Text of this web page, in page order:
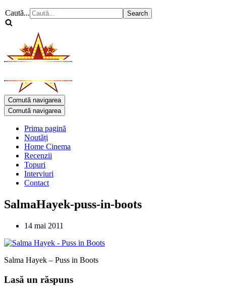
Caută...
Comută navigarea
Comută navigarea
Prima pagină
Noutăți
Home Cinema
Recenzii
Topuri
Interviuri
Contact
SalmaHayek-puss-in-boots
14 mai 2011
Salma Hayek – Puss in Boots
Lasă un răspuns